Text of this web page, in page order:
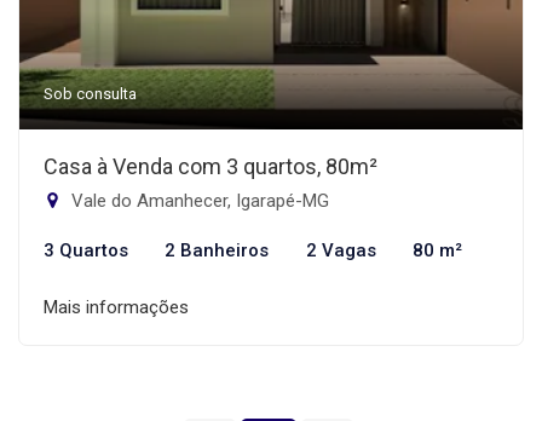
Sob consulta
Casa à Venda com 3 quartos, 80m²
Vale do Amanhecer, Igarapé-MG
3 Quartos 2 Banheiros 2 Vagas 80 m²
Mais informações